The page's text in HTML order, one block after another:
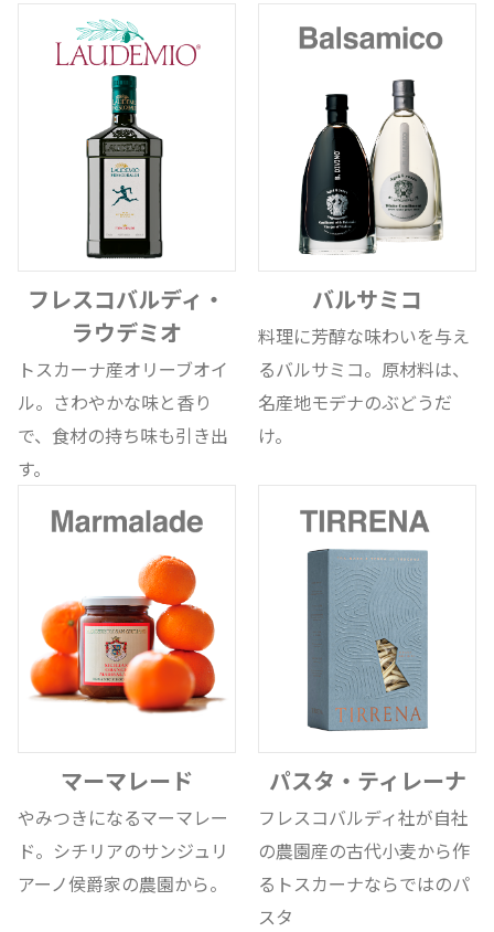
フレスコバルディ・
ラウデミオ
トスカーナ産オリーブオイ
ル。さわやかな味と香り
で、食材の持ち味も引き出
す。
バルサミコ
料理に芳醇な味わいを与え
るバルサミコ。原材料は、
名産地モデナのぶどうだ
け。
マーマレード
やみつきになるマーマレー
ド。シチリアのサンジュリ
アーノ侯爵家の農園から。
パスタ・ティレーナ
フレスコバルディ社が自社
の農園産の古代小麦から作
るトスカーナならではのパ
スタ